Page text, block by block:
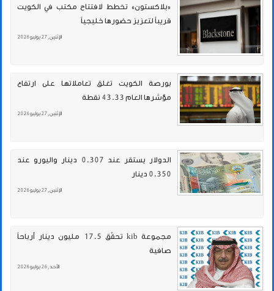
«بلاكستون» تخطط لافتتاح مكتب في الكويت
قريباً لتعزيز حضورها خليجياً
الإثنين , 27 يوليو 2026
بورصة الكويت تغلق تعاملاتها على ارتفاع
مؤشرها العام 43.33 نقطة
الإثنين , 27 يوليو 2026
الدولار يستقر عند 0.307 دينار واليورو عند
0.350 دينار
الإثنين , 27 يوليو 2026
مجموعة kib تحقّق 17.5 مليون دينار أرباحاً
صافية
الأحد , 26 يوليو 2026